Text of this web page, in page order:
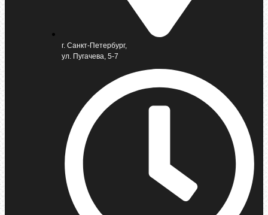
г. Санкт-Петербург,
ул. Пугачева, 5-7